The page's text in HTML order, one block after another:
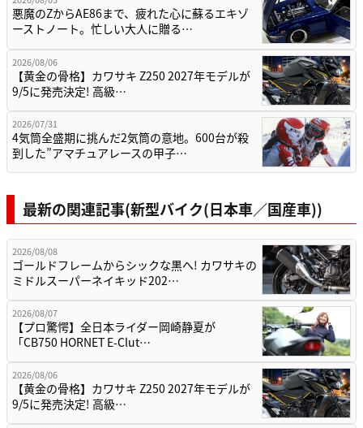
悪魔のZからAE86まで、疲れた心に蘇るエキゾ
ーストノート。忙しい大人に贈る…
2026/08/06
【黄金の骨格】カワサキ Z250 2027年モデルが
9/5に発売決定! 高級…
2026/07/31
4気筒全盛期に挑んだ2気筒の意地。600台が殺
到した”アマチュアレースの甲子…
最新の関連記事(新型バイク(日本車／国産車))
2026/08/08
ゴールドフレームからシックな黒へ! カワサキの
ミドルスーパーネイキッド202…
2026/08/07
【プロ驚愕】全日本ライダー岡崎静夏が
「CB750 HORNET E-Clut…
2026/08/06
【黄金の骨格】カワサキ Z250 2027年モデルが
9/5に発売決定! 高級…